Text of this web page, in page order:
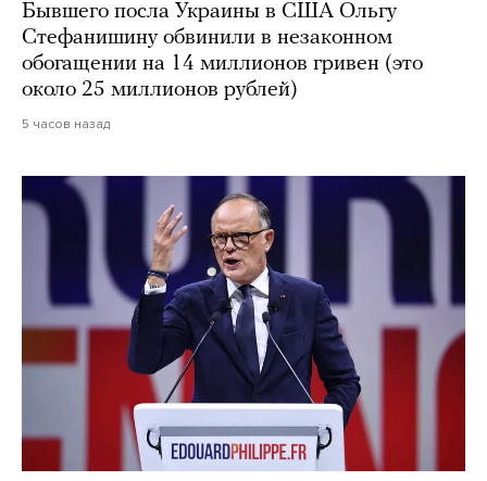
Бывшего посла Украины в США Ольгу
Стефанишину обвинили в незаконном
обогащении на 14 миллионов гривен (это
около 25 миллионов рублей)
5 часов назад